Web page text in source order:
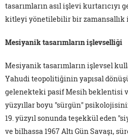
tasarımların asıl işlevi kurtarıcıyı
kitleyi yönetilebilir bir zamansallık
Mesiyanik tasarımların işlevselliği
Mesiyanik tasarımların işlevsel
Yahudi teopolitiğinin yapısal
gelenekteki pasif Mesih beklentisi
yüzyıllar boyu "sürgün"
19. yüzyıl sonunda teşekkül eden
ve bilhassa 1967 Altı Gün Savaşı,